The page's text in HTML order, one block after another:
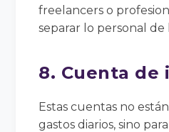
freelancers o
separar lo personal de
8. Cuenta de
Estas cuentas no
gastos diarios, sino